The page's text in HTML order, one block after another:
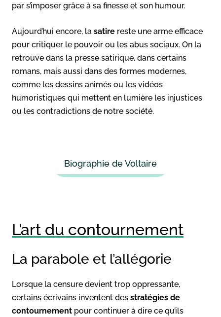
par s’imposer grâce à sa finesse et son humour.
Aujourd’hui encore, la satire reste une arme efficace
pour critiquer le pouvoir ou les abus sociaux. On la
retrouve dans la presse satirique, dans certains
romans, mais aussi dans des formes modernes,
comme les dessins animés ou les vidéos
humoristiques qui mettent en lumière les injustices
ou les contradictions de notre société.
Biographie de Voltaire
L’art du contournement
La parabole et l’allégorie
Lorsque la censure devient trop oppressante,
certains écrivains inventent des stratégies de
contournement pour continuer à dire ce qu’ils